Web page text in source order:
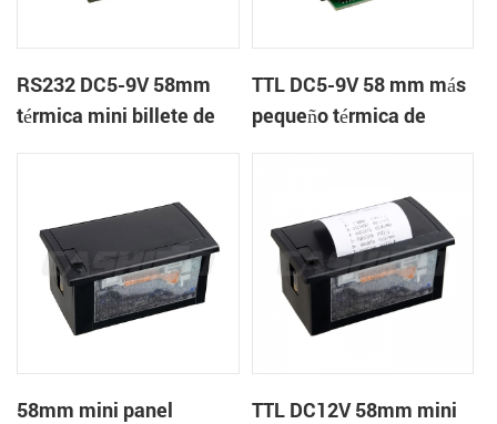
RS232 DC5-9V 58mm
térmica mini billete de
TTL DC5-9V 58 mm más
pequeño térmica de
58mm mini panel
TTL DC12V 58mm mini